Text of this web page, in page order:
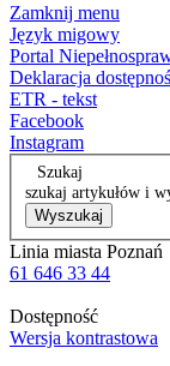
Zamknij menu
Język migowy
Portal
Deklaracja
ETR - tekst
Facebook
Instagram
Szukaj
szukaj artykułów i
Wyszukaj
Linia miasta Poznań
61 646 33 44
Dostępność
Wersja kontrastowa